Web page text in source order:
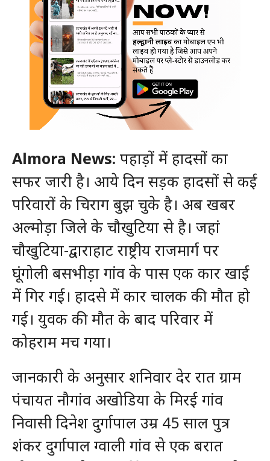
Almora News: पहाड़ों में हादसों का
सफर जारी है। आये दिन सड़क हादसों से कई
परिवारों के चिराग बुझ चुके है। अब खबर
अल्मोड़ा जिले के चौखुटिया से है। जहां
चौखुटिया-द्वाराहाट राष्ट्रीय राजमार्ग पर
घूंगोली बसभीड़ा गांव के पास एक कार खाई
में गिर गई। हादसे में कार चालक की मौत हो
गई। युवक की मौत के बाद परिवार में
कोहराम मच गया।
जानकारी के अनुसार शनिवार देर रात ग्राम
पंचायत नौगांव अखोडिया के मिरई गांव
निवासी दिनेश दुर्गापाल उम्र 45 साल पुत्र
शंकर दुर्गापाल ग्वाली गांव से एक बरात